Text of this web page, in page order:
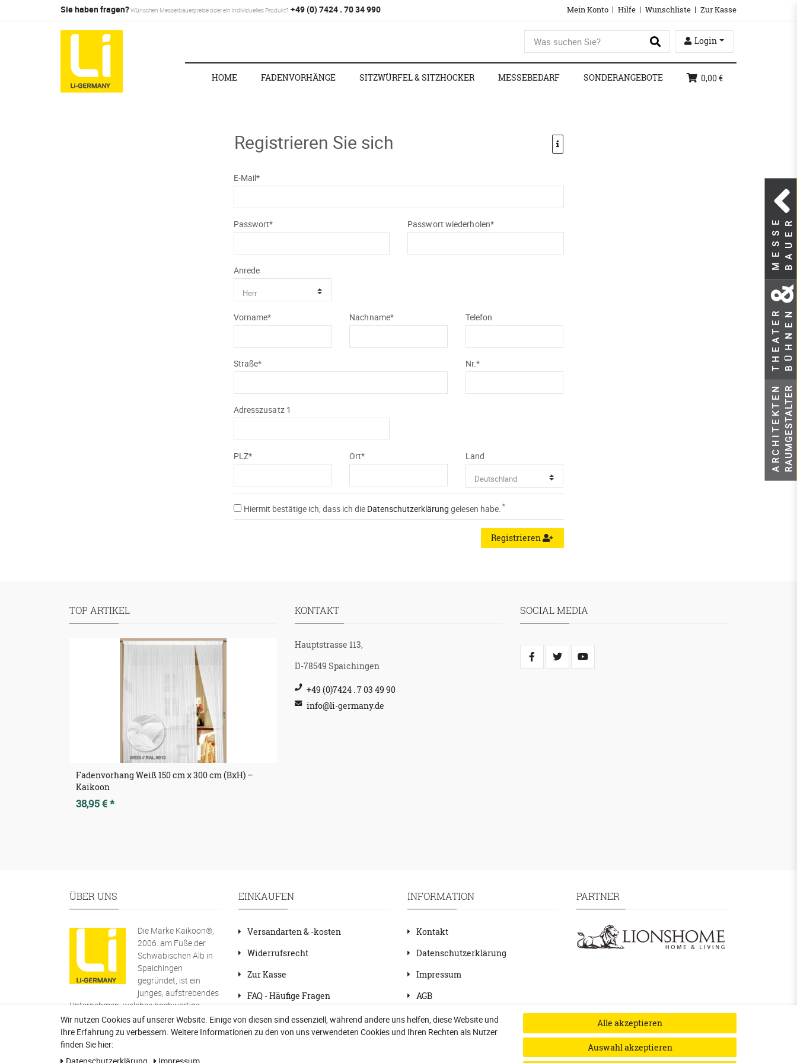
Sie haben fragen?Wünschen Messerbauerpreise oder ein individuelles Produkt? +49 (0) 7424 . 70 34 990 Mein Konto Hilfe Wunschliste Zur Kasse
Login
HOME FADENVORHÄNGE SITZWÜRFEL & SITZHOCKER MESSEBEDARF SONDERANGEBOTE 0,00 €
Registrieren Sie sich
E-Mail*
Passwort* Passwort wiederholen*
Honig
registrieren
Anrede
Vorname* Nachname* Telefon
Straße* Nr.*
Adresszusatz 1
PLZ* Ort* Land
Hiermit bestätige ich, dass ich die Daten­schutz­erklärung gelesen habe. *
Registrieren
TOP ARTIKEL
Fadenvorhang Weiß 150 cm x 300 cm (BxH) –
Kaikoon
38,95 € *
KONTAKT
Hauptstrasse 113,
D-78549 Spaichingen
+49 (0)7424 . 7 03 49 90
info@li-germany.de
SOCIAL MEDIA
ÜBER UNS
Die Marke Kaikoon®,
2006. am Fuße der
Schwäbischen Alb in
Spaichingen
gegründet, ist ein
junges, aufstrebendes
Unternehmen, welches hochwertige
Sitzmöbel und Fadenvorhänge herstellt
und vertreibt.
Ihr Team von Kaikoon
EINKAUFEN
Versandarten & -kosten
Widerrufsrecht
Zur Kasse
FAQ - Häufige Fragen
Referenzen
INFORMATION
Kontakt
Datenschutzerklärung
Impressum
AGB
Vertrag widerrufen
PARTNER
M
E
S
S
E
B
A
U
ER
THEATERBÜHNEN
ARCHITEKTENRAUMGESTALTER
Wir nutzen Cookies auf unserer Website. Einige von diesen sind essenziell, während andere uns helfen, diese Website und
Ihre Erfahrung zu verbessern. Weitere Informationen zu den von uns verwendeten Cookies und Ihren Rechten als Nutzer
finden Sie hier:
Alle akzeptieren
Auswahl akzeptieren